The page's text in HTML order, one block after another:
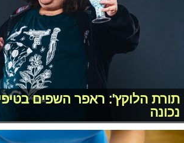
תורת הלוקץ': ראפר השפים
נכונה